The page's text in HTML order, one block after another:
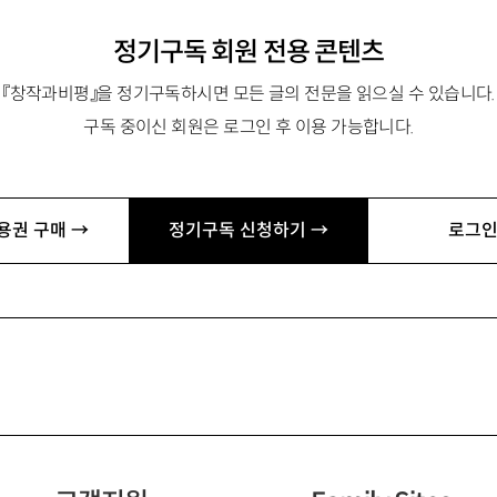
정기구독 회원 전용 콘텐츠
『창작과비평』을 정기구독하시면 모든 글의 전문을 읽으실 수 있습니다.
구독 중이신 회원은 로그인 후 이용 가능합니다.
권 구매 → 정기구독 신청하기 → 로그